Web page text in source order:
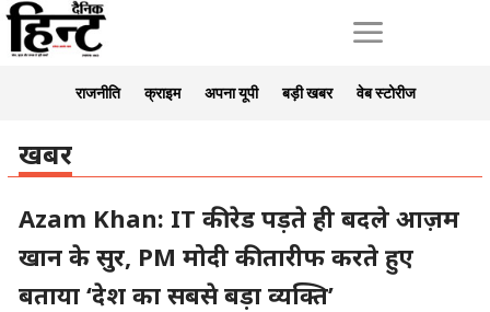
a
राजनीति क्राइम अपना यूपी बड़ी खबर वेब स्टोरीज
खबर
Azam Khan: IT की रेड पड़ते ही बदले आज़म
खान के सुर, PM मोदी की तारीफ करते हुए
बताया ‘देश का सबसे बड़ा व्यक्ति’